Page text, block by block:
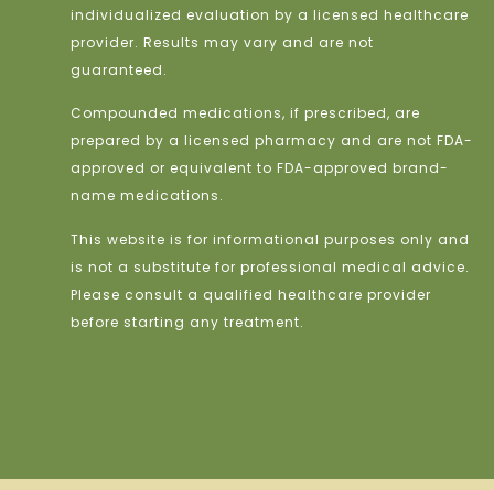
individualized evaluation by a licensed healthcare
provider. Results may vary and are not
guaranteed.
Compounded medications, if prescribed, are
prepared by a licensed pharmacy and are not FDA-
approved or equivalent to FDA-approved brand-
name medications.
This website is for informational purposes only and
is not a substitute for professional medical advice.
Please consult a qualified healthcare provider
before starting any treatment.